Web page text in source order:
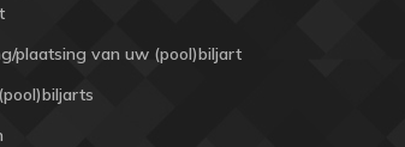
plaatsing van uw (pool)biljart